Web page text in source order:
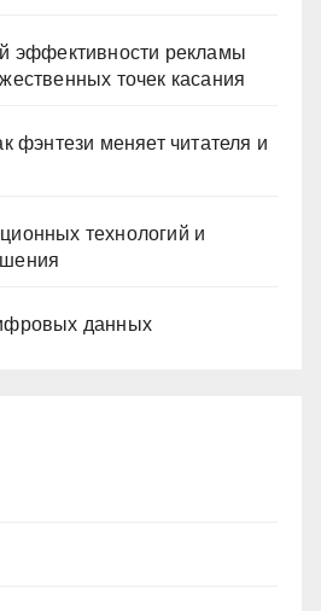
эффективности рекламы
точек касания
фэнтези меняет читателя и
технологий и
данных